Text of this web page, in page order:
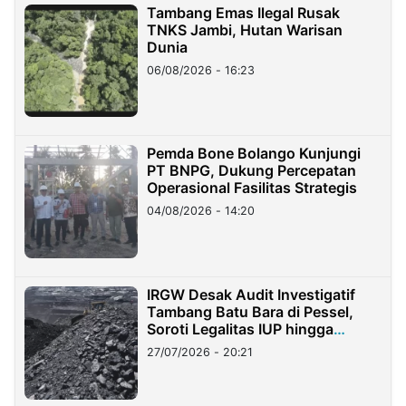
Tambang Emas Ilegal Rusak
TNKS Jambi, Hutan Warisan
Dunia
06/08/2026 - 16:23
Pemda Bone Bolango Kunjungi
PT BNPG, Dukung Percepatan
Operasional Fasilitas Strategis
04/08/2026 - 14:20
IRGW Desak Audit Investigatif
Tambang Batu Bara di Pessel,
Soroti Legalitas IUP hingga
Stockpile
27/07/2026 - 20:21